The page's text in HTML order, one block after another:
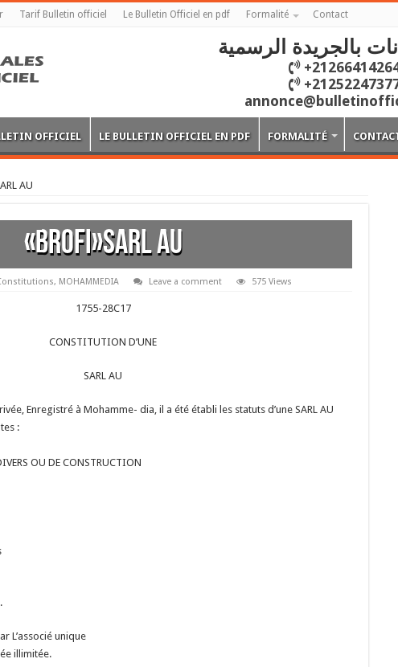
Tarif Bulletin officiel Le Bulletin Officiel en pdf Formalité Contact
بالجريدة الرسمية
OFFICIEL LE BULLETIN OFFICIEL EN PDF FORMALITÉ
AU
«BROFI»SARL AU
, MOHAMMEDIA Leave a comment 575 Views
1755-28C17
CONSTITUTION D’UNE
SARL AU
Enregistré à Mohamme- dia, il a été établi les statuts d’une SARL AU
:
OU DE CONSTRUCTION
L’associé unique
illimitée.